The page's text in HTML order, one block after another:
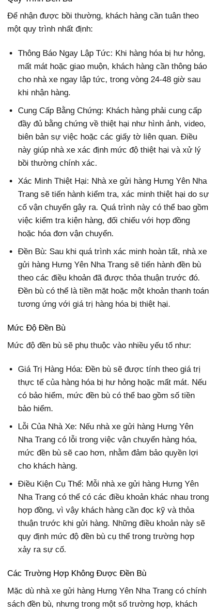
Để nhận được bồi thường, khách hàng cần tuân theo
một quy trình nhất định:
Thông Báo Ngay Lập Tức: Khi hàng hóa bị hư hỏng,
mất mát hoặc giao muộn, khách hàng cần thông báo
cho nhà xe ngay lập tức, trong vòng 24-48 giờ sau
khi nhận hàng.
Cung Cấp Bằng Chứng: Khách hàng phải cung cấp
đầy đủ bằng chứng về thiệt hại như hình ảnh, video,
biên bản sự việc hoặc các giấy tờ liên quan. Điều
này giúp nhà xe xác định mức độ thiệt hại và xử lý
bồi thường chính xác.
Xác Minh Thiệt Hại: Nhà xe gửi hàng Hưng Yên Nha
Trang sẽ tiến hành kiểm tra, xác minh thiệt hại do sự
cố vận chuyển gây ra. Quá trình này có thể bao gồm
việc kiểm tra kiện hàng, đối chiếu với hợp đồng
hoặc hóa đơn vận chuyển.
Đền Bù: Sau khi quá trình xác minh hoàn tất, nhà xe
gửi hàng Hưng Yên Nha Trang sẽ tiến hành đền bù
theo các điều khoản đã được thỏa thuận trước đó.
Đền bù có thể là tiền mặt hoặc một khoản thanh toán
tương ứng với giá trị hàng hóa bị thiệt hại.
Mức Độ Đền Bù
Mức độ đền bù sẽ phụ thuộc vào nhiều yếu tố như:
Giá Trị Hàng Hóa: Đền bù sẽ được tính theo giá trị
thực tế của hàng hóa bị hư hỏng hoặc mất mát. Nếu
có bảo hiểm, mức đền bù có thể bao gồm số tiền
bảo hiểm.
Lỗi Của Nhà Xe: Nếu nhà xe gửi hàng Hưng Yên
Nha Trang có lỗi trong việc vận chuyển hàng hóa,
mức đền bù sẽ cao hơn, nhằm đảm bảo quyền lợi
cho khách hàng.
Điều Kiện Cụ Thể: Mỗi nhà xe gửi hàng Hưng Yên
Nha Trang có thể có các điều khoản khác nhau trong
hợp đồng, vì vậy khách hàng cần đọc kỹ và thỏa
thuận trước khi gửi hàng. Những điều khoản này sẽ
quy định mức độ đền bù cụ thể trong trường hợp
xảy ra sự cố.
Các Trường Hợp Không Được Đền Bù
Mặc dù nhà xe gửi hàng Hưng Yên Nha Trang có chính
sách đền bù, nhưng trong một số trường hợp, khách